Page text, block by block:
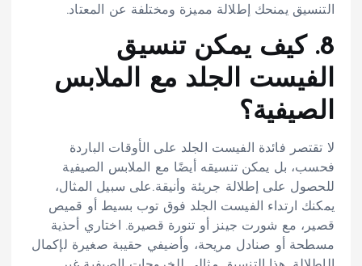
التنسيق يمنحك إطلالة مميزة ومختلفة عن المعتاد.​
8. كيف يمكن تنسيق
الفيست الجلد مع الملابس
الصيفية؟
لا تقتصر فائدة الفيست الجلد على الأوقات الباردة
فحسب، بل يمكن تنسيقه أيضًا مع الملابس الصيفية
للحصول على إطلالة جريئة وأنيقة.على سبيل المثال،
يمكنك ارتداء الفيست الجلد فوق توب بسيط أو قميص
قصير، مع شورت جينز أو تنورة قصيرة. اختاري أحذية
مسطحة أو صنادل مريحة، وأضيفي حقيبة صغيرة لإكمال